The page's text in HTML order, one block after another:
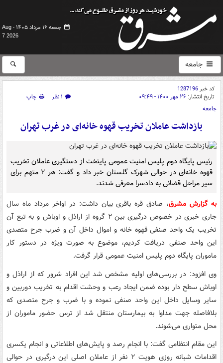
جمعه ۱۶ مرداد ۱۴۰۵ -
Aug
7 2026
جامعه
کد خبر1287196
تاریخ انتشار: ۲۶ مهر ۱۴۰۰ - ۰۹:۴۹ ۱ نظر
چاپ
جامعه
بازداشت عاملان تخریب قهوه خانه‌ای در غرب تهران
رئیس پایگاه دوم پلیس امنیت عمومی پایتخت از دستگیری عاملان تخریب
قهوه خانه‌ای در حوالی شهرک گلستان خبر داد و گفت: هر ۲ متهم برای
سیر مراحل قضائی به دادسرا معرفی شدند.
به گزارش مشرق، صادق قره باقری بیان داشت: در اواخر مرداد ماه سال
جاری خبری در خصوص درگیری بین ۲ گروه از اراذل و اوباش و به تبع آن
تخریب یک واحد صنفی قهوه خانه و اموال داخل آن و ضرب جرح متصدی
این واحد صنفی دریافت کردیم، موضوع به صورت ویژه در دستور کار
ماموران پایگاه دوم پلیس امنیت عمومی قرار گرفت.
وی افزود: در بررسی‌های اولیه مشخص شد این افراد شرور که از اراذل و
اوباش سطح دار بوده ضمن ایجاد رعب و وحشت اقدام به تخریب دوربین و
سایر وسایل داخل این واحد صنفی نموده و با ضرب و جرح متصدی که
بلافاصله جهت مداوا به بیمارستان منتقل شد از ترس حضور ماموران از
محل متواری می‌شوند.
این مقام انتظامی گفت: با انجام رصد و پایش‌های اطلاعاتی و انجام یکسری
اقدامات شبانه روزی هویت ۲ نفر از عاملان اصلی این درگیری در حوالی